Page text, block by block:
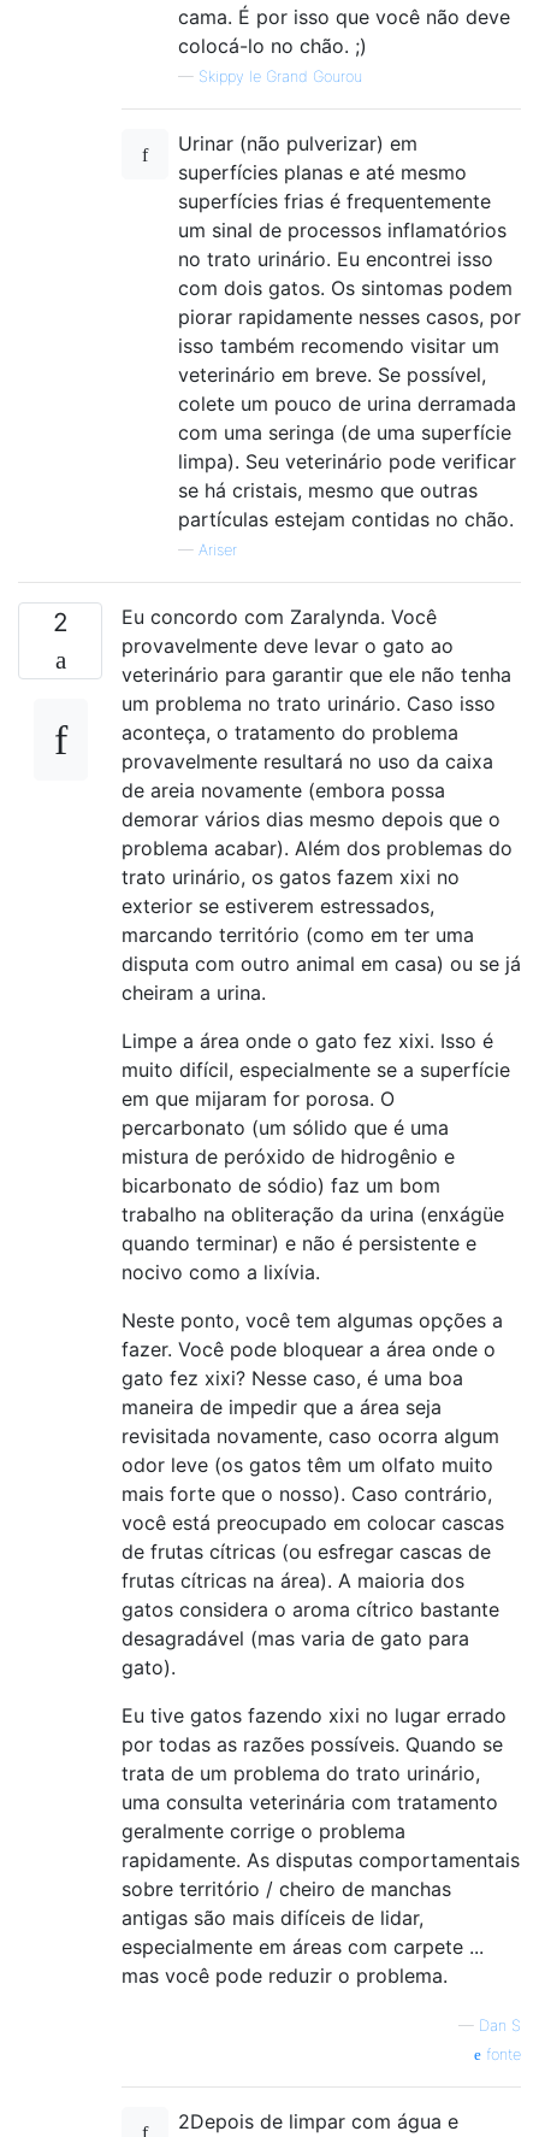
cama. É por isso que você não deve
colocá-lo no chão. ;)
— Skippy le Grand Gourou
Urinar (não pulverizar) em
superfícies planas e até mesmo
superfícies frias é frequentemente
um sinal de processos inflamatórios
no trato urinário. Eu encontrei isso
com dois gatos. Os sintomas podem
piorar rapidamente nesses casos, por
isso também recomendo visitar um
veterinário em breve. Se possível,
colete um pouco de urina derramada
com uma seringa (de uma superfície
limpa). Seu veterinário pode verificar
se há cristais, mesmo que outras
partículas estejam contidas no chão.
— Ariser
2
Eu concordo com Zaralynda. Você
provavelmente deve levar o gato ao
veterinário para garantir que ele não tenha
um problema no trato urinário. Caso isso
aconteça, o tratamento do problema
provavelmente resultará no uso da caixa
de areia novamente (embora possa
demorar vários dias mesmo depois que o
problema acabar). Além dos problemas do
trato urinário, os gatos fazem xixi no
exterior se estiverem estressados,
marcando território (como em ter uma
disputa com outro animal em casa) ou se já
cheiram a urina.
Limpe a área onde o gato fez xixi. Isso é
muito difícil, especialmente se a superfície
em que mijaram for porosa. O
percarbonato (um sólido que é uma
mistura de peróxido de hidrogênio e
bicarbonato de sódio) faz um bom
trabalho na obliteração da urina (enxágüe
quando terminar) e não é persistente e
nocivo como a lixívia.
Neste ponto, você tem algumas opções a
fazer. Você pode bloquear a área onde o
gato fez xixi? Nesse caso, é uma boa
maneira de impedir que a área seja
revisitada novamente, caso ocorra algum
odor leve (os gatos têm um olfato muito
mais forte que o nosso). Caso contrário,
você está preocupado em colocar cascas
de frutas cítricas (ou esfregar cascas de
frutas cítricas na área). A maioria dos
gatos considera o aroma cítrico bastante
desagradável (mas varia de gato para
gato).
Eu tive gatos fazendo xixi no lugar errado
por todas as razões possíveis. Quando se
trata de um problema do trato urinário,
uma consulta veterinária com tratamento
geralmente corrige o problema
rapidamente. As disputas comportamentais
sobre território / cheiro de manchas
antigas são mais difíceis de lidar,
especialmente em áreas com carpete ...
mas você pode reduzir o problema.
— Dan S
fonte
2Depois de limpar com água e